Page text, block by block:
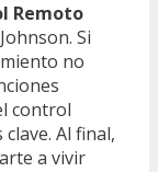
Remoto
Si
no
control
Al final,
a vivir